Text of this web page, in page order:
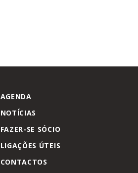
AGENDA
NOTÍCIAS
FAZER-SE SÓCIO
LIGAÇÕES ÚTEIS
CONTACTOS